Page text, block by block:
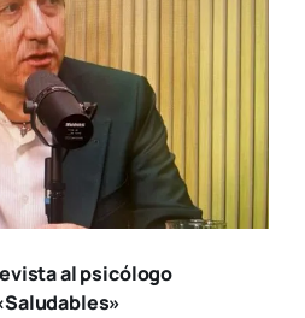
al psicólogo